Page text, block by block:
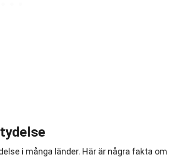
i många länder. Här är några fakta om